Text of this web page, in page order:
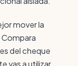
mover la
del cheque
vas a utilizar.